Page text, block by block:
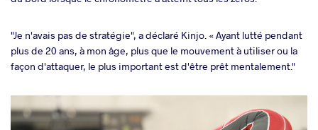
"Je n'avais pas de stratégie", a déclaré Kinjo. « Ayant lutté pendant
plus de 20 ans, à mon âge, plus que le mouvement à utiliser ou la
façon d'attaquer, le plus important est d'être prêt mentalement."